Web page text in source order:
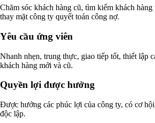
Chăm sóc khách hàng cũ, tìm kiếm khách
thay mặt công ty quyết toán công nợ.
Yêu cầu ứng viên
Nhanh nhẹn, trung thực, giao tiếp tốt, thiết lập
khách hàng mới và cũ.
Quyền lợi được hưởng
Được hưởng các phúc lợi của công ty, có cơ
độc lập.